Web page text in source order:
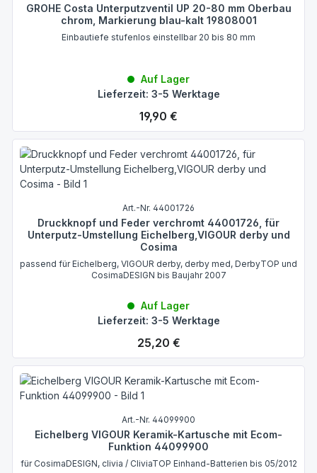
GROHE Costa Unterputzventil UP 20-80 mm Oberbau
chrom, Markierung blau-kalt 19808001
Einbautiefe stufenlos einstellbar 20 bis 80 mm
Auf Lager
Lieferzeit: 3-5 Werktage
Regulärer Preis:
19,90 €
Art.-Nr. 44001726
Druckknopf und Feder verchromt 44001726, für
Unterputz-Umstellung Eichelberg,VIGOUR derby und
Cosima
passend für Eichelberg, VIGOUR derby, derby med, DerbyTOP und
CosimaDESIGN bis Baujahr 2007
Auf Lager
Lieferzeit: 3-5 Werktage
Regulärer Preis:
25,20 €
Art.-Nr. 44099900
Eichelberg VIGOUR Keramik-Kartusche mit Ecom-
Funktion 44099900
für CosimaDESIGN, clivia / CliviaTOP Einhand-Batterien bis 05/2012